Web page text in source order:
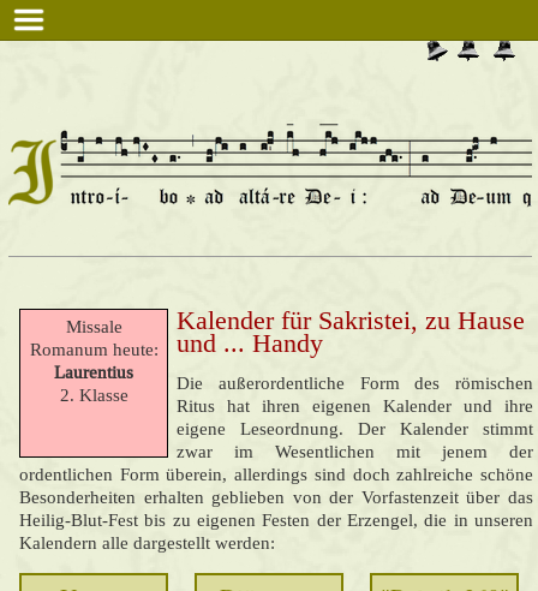
Missale
Romanum heute:
Laurentius
2. Klasse
Kalender für Sakristei, zu Hause
und ... Handy
Die außerordentliche Form des römischen
Ritus hat ihren eigenen Kalender und ihre
eigene Leseordnung. Der Kalender stimmt
zwar im Wesentlichen mit jenem der
ordentlichen Form überein, allerdings sind doch zahlreiche schöne
Besonderheiten erhalten geblieben von der Vorfastenzeit über das
Heilig-Blut-Fest bis zu eigenen Festen der Erzengel, die in unseren
Kalendern alle dargestellt werden: